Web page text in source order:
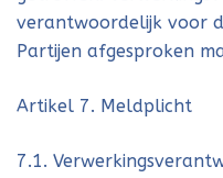
verantwoordelijk voor
Partijen afgesproken
Artikel 7. Meldplicht
7.1.